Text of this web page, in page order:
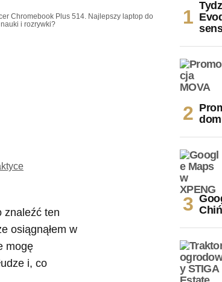
Chromebook Plus 514. Najlepszy laptop do
i rozrywki?
znaleźć ten
osiągnąłem w
mogę
i, co